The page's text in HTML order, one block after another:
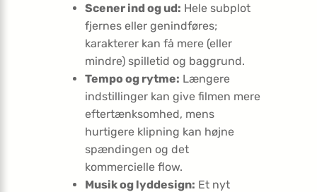
Scener ind og ud: Hele subplot
fjernes eller genindføres;
karakterer kan få mere (eller
mindre) spilletid og baggrund.
Tempo og rytme: Længere
indstillinger kan give filmen mere
eftertænksomhed, mens
hurtigere klipning kan højne
spændingen og det
kommercielle flow.
Musik og lyddesign: Et nyt